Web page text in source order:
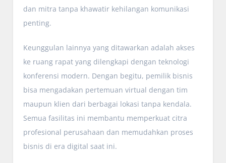
dan mitra tanpa khawatir kehilangan komunikasi
penting.
Keunggulan lainnya yang ditawarkan adalah akses
ke ruang rapat yang dilengkapi dengan teknologi
konferensi modern. Dengan begitu, pemilik bisnis
bisa mengadakan pertemuan virtual dengan tim
maupun klien dari berbagai lokasi tanpa kendala.
Semua fasilitas ini membantu memperkuat citra
profesional perusahaan dan memudahkan proses
bisnis di era digital saat ini.